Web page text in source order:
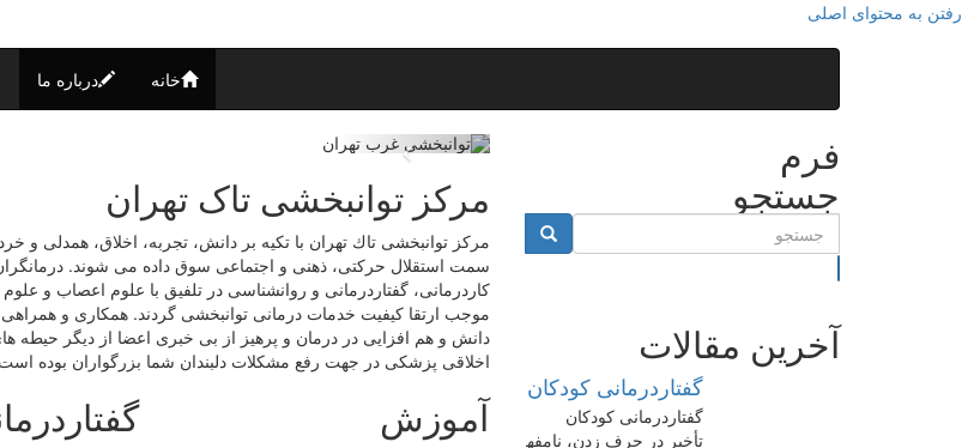
رفتن به محتوای اصلی
درباره ما خانه
مرکز توانبخشی تاک تهران
مرکز توانبخشی تاك تهران با تکیه بر دانش، تجربه، اخلاق، همدلی
سمت استقلال حرکتی، ذهنی و اجتماعی سوق داده می شوند.
کاردرمانی، گفتاردرمانی و روانشناسی در تلفیق با علوم اعصاب و
موجب ارتقا کیفیت خدمات درمانی توانبخشی گردند. همکاری و
دانش و هم افزایی در درمان و پرهیز از بی خبری اعضا از دیگر حیطه
اخلاقی پزشکی در جهت رفع مشکلات دلبندان شما بزرگواران بوده
آموزش
فرم
جستجو
آخرین مقالات
گفتاردرمانی کودکان
گفتاردرمانی کودکان
تأخیر در حرف زدن، نامفهوم ...